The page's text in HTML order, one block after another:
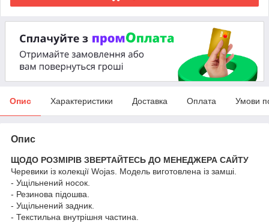
Опис Характеристики Доставка Оплата Умови
Опис
ЩОДО РОЗМІРІВ ЗВЕРТАЙТЕСЬ ДО МЕНЕДЖЕРА САЙТУ
Черевики із колекції Wojas. Модель виготовлена із замші.
- Ущільнений носок.
- Резинова підошва.
- Ущільнений задник.
- Текстильна внутрішня частина.